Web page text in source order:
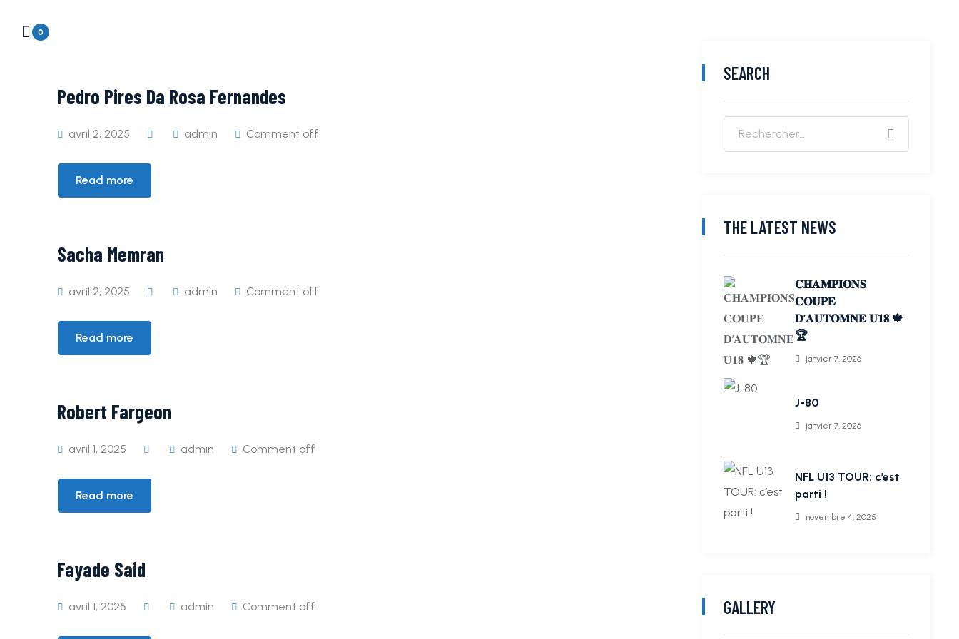
0
Pedro Pires Da Rosa Fernandes
avril 2, 2025 admin Comment off
Read more
Sacha Memran
avril 2, 2025 admin Comment off
Read more
Robert Fargeon
avril 1, 2025 admin Comment off
Read more
Fayade Said
avril 1, 2025 admin Comment off
SEARCH
THE LATEST NEWS
𝐂𝐇𝐀𝐌𝐏𝐈𝐎𝐍𝐒
𝐂𝐎𝐔𝐏𝐄
𝐃’𝐀𝐔𝐓𝐎𝐌𝐍𝐄 𝐔𝟏𝟖 🍁
🏆
janvier 7, 2026
J-80
janvier 7, 2026
NFL U13 TOUR: c’est
parti !
novembre 4, 2025
GALLERY